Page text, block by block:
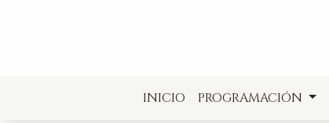
INICIO PROGRAMACIÓN